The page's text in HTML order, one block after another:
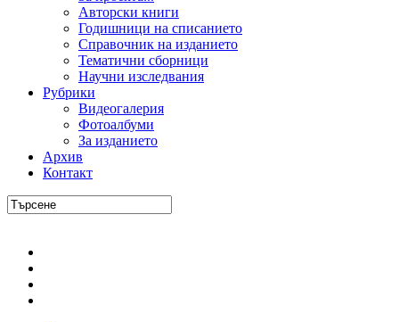
Авторски книги
Годишници на списанието
Справочник на изданието
Тематични сборници
Научни изследвания
Рубрики
Видеогалерия
Фотоалбуми
За изданието
Архив
Контакт